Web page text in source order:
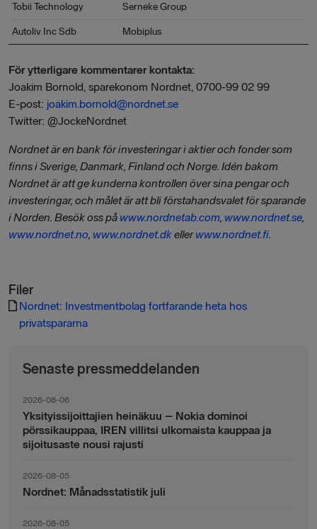
Tobii Technology Serneke Group
Autoliv Inc Sdb Mobiplus
För ytterligare kommentarer kontakta:
Joakim Bornold, sparekonom Nordnet, 0700-99 02 99
E-post: joakim.bornold@nordnet.se
Twitter: @JockeNordnet
Nordnet är en bank för investeringar i aktier och fonder som
finns i Sverige, Danmark, Finland och Norge. Idén bakom
Nordnet är att ge kunderna kontrollen över sina pengar och
investeringar, och målet är att bli förstahandsvalet för sparande
i Norden. Besök oss på www.nordnetab.com, www.nordnet.se,
www.nordnet.no, www.nordnet.dkellerwww.nordnet.fi.
Filer
Nordnet: Investmentbolag fortfarande heta hos
privatspararna
Senaste pressmeddelanden
2026-08-06
Yksityissijoittajien heinäkuu – Nokia dominoi
pörssikauppaa, IREN villitsi ulkomaista kauppaa ja
sijoitusaste nousi rajusti
2026-08-05
Nordnet: Månadsstatistik juli
2026-08-05